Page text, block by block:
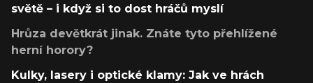
světě – i když si to dost hráčů myslí
Hrůza devětkrát jinak. Znáte tyto přehlížené
herní horory?
Kulky, lasery i optické klamy: Jak ve hrách